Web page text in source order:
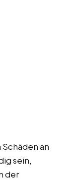
an
sein,
der